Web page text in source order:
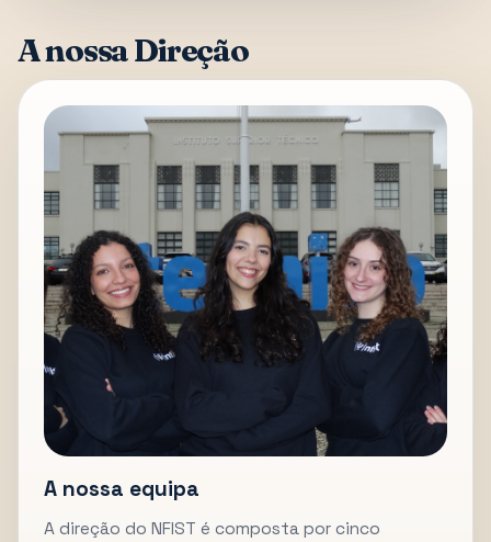
A nossa Direção
A nossa equipa
A direção do NFIST é composta por cinco